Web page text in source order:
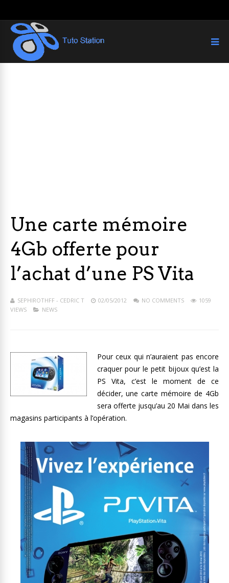
Une carte mémoire
4Gb offerte pour
l’achat d’une PS Vita
SEPHIROTHFF - CEDRIC T 02/05/2012 NO COMMENTS
1059
VIEWS
NEWS
Pour ceux qui n’auraient pas encore
craquer pour le petit bijoux qu’est la
PS Vita, c’est le moment de ce
décider, une carte mémoire de 4Gb
sera offerte jusqu’au 20 Mai dans les
magasins participants à l’opération.